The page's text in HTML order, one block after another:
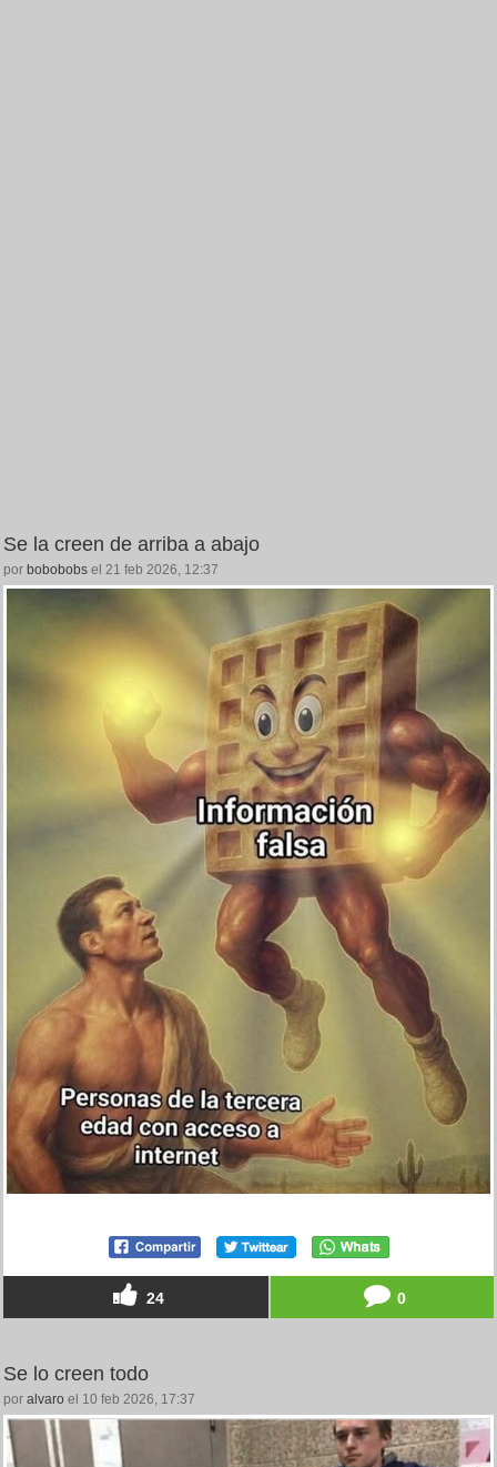
Se la creen de arriba a abajo
por bobobobs el 21 feb 2026, 12:37
24 0
Se lo creen todo
por alvaro el 10 feb 2026, 17:37